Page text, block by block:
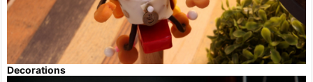
Decorations